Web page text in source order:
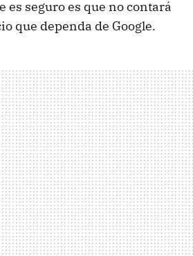
es seguro es que no contará
que dependa de Google.